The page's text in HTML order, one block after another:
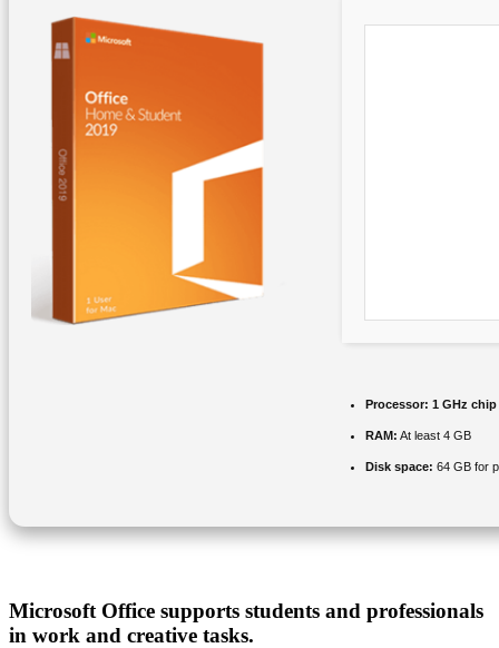
Processor: 1 GHz
RAM: At least 4 GB
Disk space: 64 GB for
Microsoft Office supports students and professionals
in work and creative tasks.